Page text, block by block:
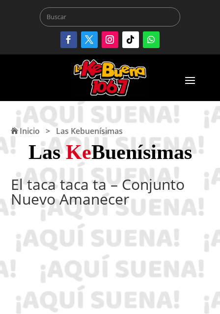
Inicio > Las Kebuenísimas
LasKeBuenísimas
El taca taca ta – Conjunto
Nuevo Amanecer